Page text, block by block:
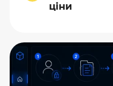
ціни